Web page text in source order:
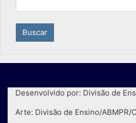
Desenvolvido por: Divisão de
Arte: Divisão de Ensino/ABMPR/